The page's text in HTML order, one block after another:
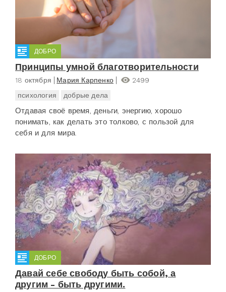
ДОБРО
Принципы умной благотворительности
18 октября Мария Карпенко
2499
психология
добрые дела
Отдавая своё время, деньги, энергию, хорошо
понимать, как делать это толково, с пользой для
себя и для мира.
ДОБРО
Давай себе свободу быть собой, а
другим - быть другими.